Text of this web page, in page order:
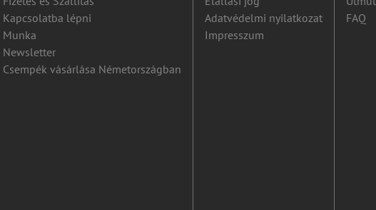
Kapcsolatba lépni
Munka
Newsletter
Csempék vásárlása Németországban
Adatvédelmi nyilatkozat
Impresszum
FAQ